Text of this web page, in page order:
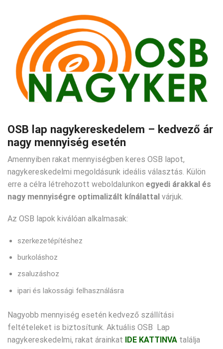
OSB lap nagykereskedelem – kedvező ár
nagy mennyiség esetén
Amennyiben rakat mennyiségben keres OSB lapot,
nagykereskedelmi megoldásunk ideális választás. Külön
erre a célra létrehozott weboldalunkon egyedi árakkal és
nagy mennyiségre optimalizált kínálattal várjuk.
Az OSB lapok kiválóan alkalmasak:
szerkezetépítéshez
burkoláshoz
zsaluzáshoz
ipari és lakossági felhasználásra
Nagyobb mennyiség esetén kedvező szállítási
feltételeket is biztosítunk. Aktuális OSB Lap
nagykereskedelmi, rakat árainkat IDE KATTINVA találja